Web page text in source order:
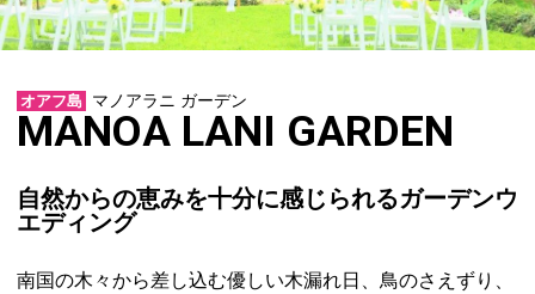
オアフ島 マノアラニ ガーデン
MANOA LANI GARDEN
自然からの恵みを十分に感じられるガーデンウ
エディング
南国の木々から差し込む優しい木漏れ日、鳥のさえずり、